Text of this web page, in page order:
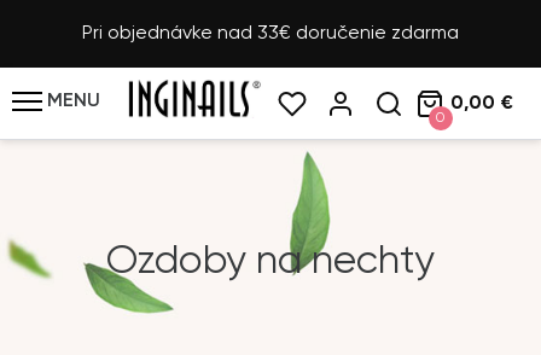
Pri objednávke nad 33€ doručenie zdarma
MENU
0
0,00 €
Ozdoby na nechty